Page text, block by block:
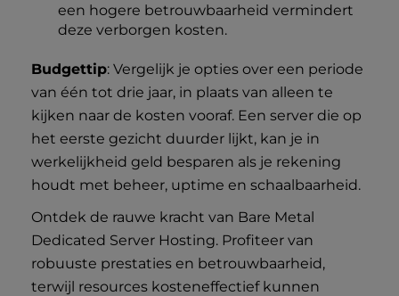
een hogere betrouwbaarheid vermindert
deze verborgen kosten.
Budgettip: Vergelijk je opties over een periode
van één tot drie jaar, in plaats van alleen te
kijken naar de kosten vooraf. Een server die op
het eerste gezicht duurder lijkt, kan je in
werkelijkheid geld besparen als je rekening
houdt met beheer, uptime en schaalbaarheid.
Ontdek de rauwe kracht van Bare Metal
Dedicated Server Hosting. Profiteer van
robuuste prestaties en betrouwbaarheid,
terwijl resources kosteneffectief kunnen